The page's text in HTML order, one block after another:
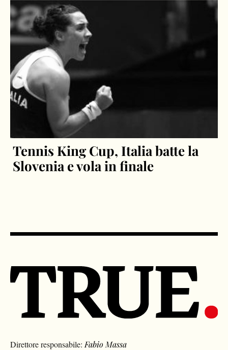
Tennis King Cup, Italia batte la
Slovenia e vola in finale
Direttore responsabile: Fabio Massa